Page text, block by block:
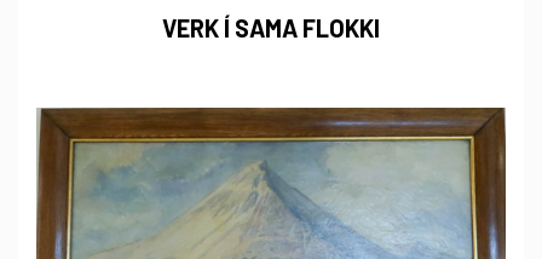
VERK Í SAMA FLOKKI